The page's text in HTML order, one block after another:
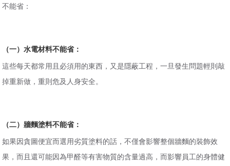
不能省：
（一）水電材料不能省：
這些每天都常用且必須用的東西，又是隱蔽工程，一旦發生問題輕則敲
掉重新做，重則危及人身安全。
（二）牆麵塗料不能省：
如果因貪圖便宜而選用劣質塗料的話，不僅會影響整個牆麵的裝飾效
果，而且還可能因為甲醛等有害物質的含量過高，而影響員工的身體健